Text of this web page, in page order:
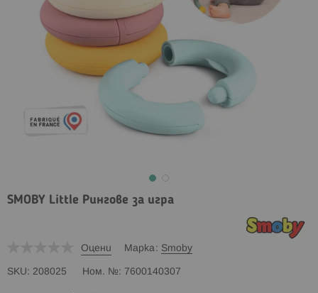
SMOBY Little Рингове за игра
Оцени Марка Smoby
SKU 208025 Ном. № 7600140307